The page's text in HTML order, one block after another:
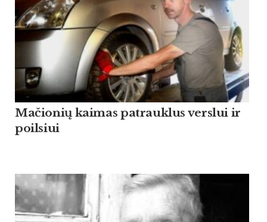
Mačionių kaimas patrauklus verslui ir
poilsiui